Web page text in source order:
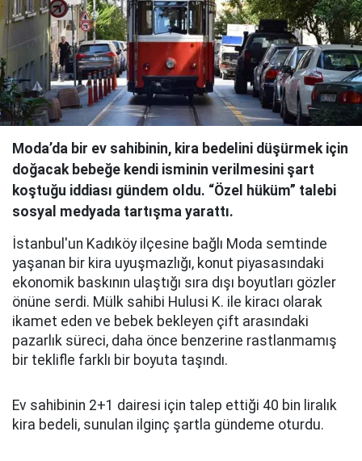
Moda’da bir ev sahibinin, kira bedelini düşürmek için
doğacak bebeğe kendi isminin verilmesini şart
koştuğu iddiası gündem oldu. “Özel hüküm” talebi
sosyal medyada tartışma yarattı.
İstanbul'un Kadıköy ilçesine bağlı Moda semtinde
yaşanan bir kira uyuşmazlığı, konut piyasasındaki
ekonomik baskının ulaştığı sıra dışı boyutları gözler
önüne serdi. Mülk sahibi Hulusi K. ile kiracı olarak
ikamet eden ve bebek bekleyen çift arasındaki
pazarlık süreci, daha önce benzerine rastlanmamış
bir teklifle farklı bir boyuta taşındı.
Ev sahibinin 2+1 dairesi için talep ettiği 40 bin liralık
kira bedeli, sunulan ilginç şartla gündeme oturdu.